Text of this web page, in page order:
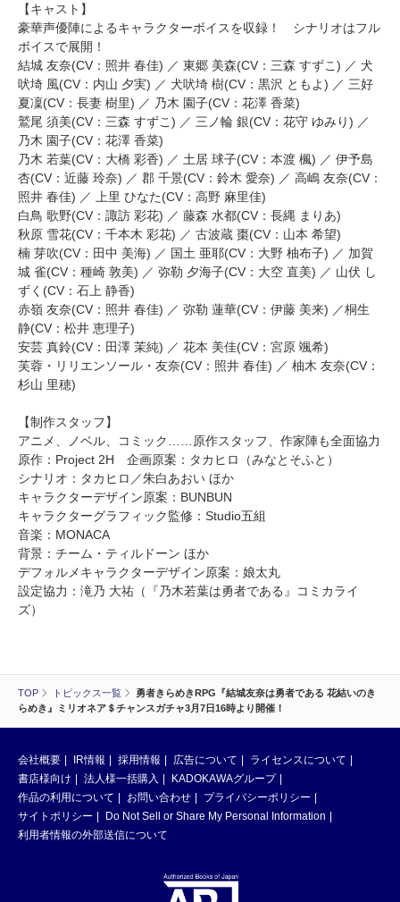
TOP トピックス一覧
勇者きらめきRPG『結城友奈は勇者である 花結いのき
らめき』ミリオネア＄チャンスガチャ3月7日16時より開催！
【キャスト】
豪華声優陣によるキャラクターボイスを収録！ シナリオはフル
ボイスで展開！
結城 友奈(CV：照井 春佳) ／ 東郷 美森(CV：三森 すずこ) ／ 犬
吠埼 風(CV：内山 夕実) ／ 犬吠埼 樹(CV：黒沢 ともよ) ／ 三好
夏凜(CV：長妻 樹里) ／ 乃木 園子(CV：花澤 香菜)
鷲尾 須美(CV：三森 すずこ) ／ 三ノ輪 銀(CV：花守 ゆみり) ／
乃木 園子(CV：花澤 香菜)
乃木 若葉(CV：大橋 彩香) ／ 土居 球子(CV：本渡 楓) ／ 伊予島
杏(CV：近藤 玲奈) ／ 郡 千景(CV：鈴木 愛奈) ／ 高嶋 友奈(CV：
照井 春佳) ／ 上里 ひなた(CV：高野 麻里佳)
白鳥 歌野(CV：諏訪 彩花) ／ 藤森 水都(CV：長縄 まりあ)
秋原 雪花(CV：千本木 彩花) ／ 古波蔵 棗(CV：山本 希望)
楠 芽吹(CV：田中 美海) ／ 国土 亜耶(CV：大野 柚布子) ／ 加賀
城 雀(CV：種崎 敦美) ／ 弥勒 夕海子(CV：大空 直美) ／ 山伏 し
ずく(CV：石上 静香)
赤嶺 友奈(CV：照井 春佳) ／ 弥勒 蓮華(CV：伊藤 美来) ／桐生
静(CV：松井 恵理子)
安芸 真鈴(CV：田澤 茉純) ／ 花本 美佳(CV：宮原 颯希)
芙蓉・リリエンソール・友奈(CV：照井 春佳) ／ 柚木 友奈(CV：
杉山 里穂)
【制作スタッフ】
アニメ、ノベル、コミック……原作スタッフ、作家陣も全面協力
原作：Project 2H 企画原案：タカヒロ（みなとそふと）
シナリオ：タカヒロ／朱白あおい ほか
キャラクターデザイン原案：BUNBUN
キャラクターグラフィック監修：Studio五組
音楽：MONACA
背景：チーム・ティルドーン ほか
デフォルメキャラクターデザイン原案：娘太丸
設定協力：滝乃 大祐（『乃木若葉は勇者である』コミカライ
ズ）
会社概要 IR情報 採用情報 広告について
ライセンスについて
書店様向け
法人様一括購入
KADOKAWAグループ
作品の利用について
お問い合わせ
プライバシーポリシー
サイトポリシー
Do Not Sell or Share My Personal Information
利用者情報の外部送信について